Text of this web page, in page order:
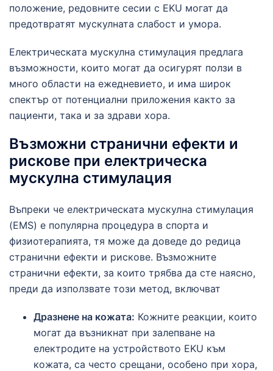
положение, редовните сесии с EKU могат да
предотвратят мускулната слабост и умора.
Електрическата мускулна стимулация предлага
възможности, които могат да осигурят ползи в
много области на ежедневието, и има широк
спектър от потенциални приложения както за
пациенти, така и за здрави хора.
Възможни странични ефекти и
рискове при електрическа
мускулна стимулация
Въпреки че електрическата мускулна стимулация
(EMS) е популярна процедура в спорта и
физиотерапията, тя може да доведе до редица
странични ефекти и рискове. Възможните
странични ефекти, за които трябва да сте наясно,
преди да използвате този метод, включват
Дразнене на кожата: Кожните реакции, които
могат да възникнат при залепване на
електродите на устройството EKU към
кожата, са често срещани, особено при хора,